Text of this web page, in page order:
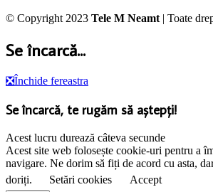
© Copyright 2023 Tele M Neamt | Toate
Se încarcă...
❎Închide fereastra
Se încarcă, te rugăm să aștepți!
Acest lucru durează câteva secunde
Acest site web folosește cookie-uri pentru a
navigare. Ne dorim să fiți de acord cu asta,
doriți.
Setări cookies Accept